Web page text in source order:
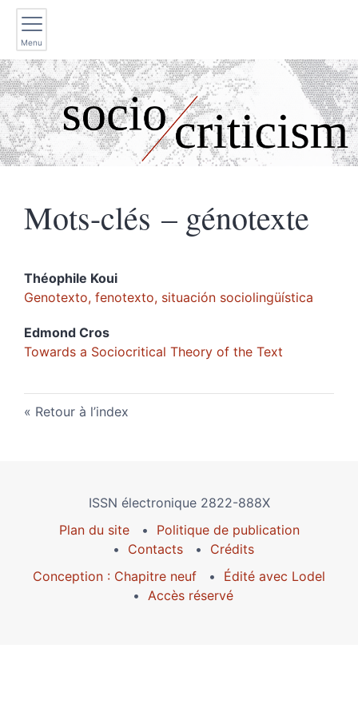
Menu
Mots-clés – génotexte
Théophile Koui
Genotexto, fenotexto, situación sociolingüística
Edmond Cros
Towards a Sociocritical Theory of the Text
Retour à l’index
ISSN électronique 2822-888X
Plan du site
Politique de publication
Contacts
Crédits
Conception : Chapitre neuf
Édité avec Lodel
Accès réservé